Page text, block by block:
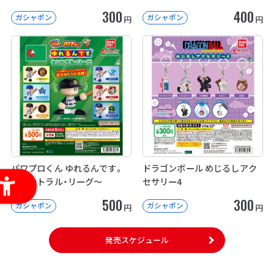
ガシャポン 300 円 ガシャポン 400 円
パワプロくん ゆれるんです。
～セントラル・リーグ～
ガシャポン 500 円
ドラゴンボール めじるしアク
セサリー4
ガシャポン 300 円
発売スケジュール